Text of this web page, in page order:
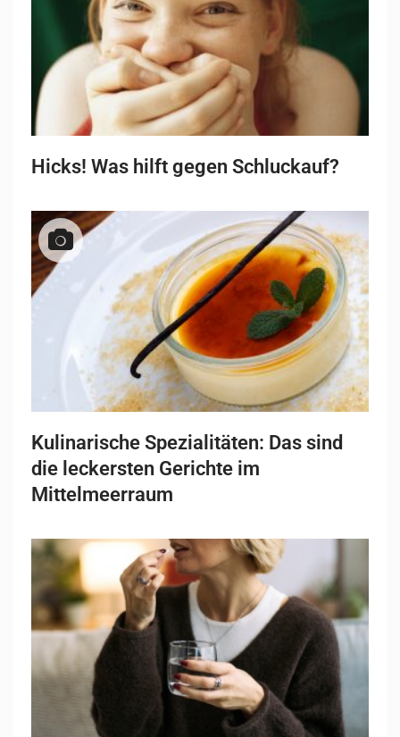
Hicks! Was hilft gegen Schluckauf?
Kulinarische Spezialitäten: Das sind
die leckersten Gerichte im
Mittelmeerraum